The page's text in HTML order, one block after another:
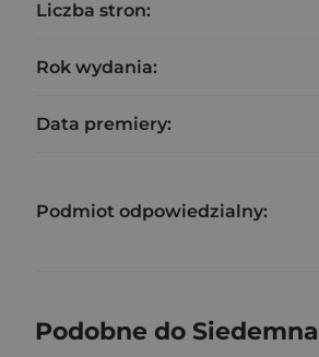
Liczba stron:
Rok wydania:
Data premiery:
Podmiot odpowiedzialny:
Podobne do